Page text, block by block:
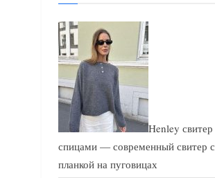
Henley свитер
спицами — современный свитер с
планкой на пуговицах